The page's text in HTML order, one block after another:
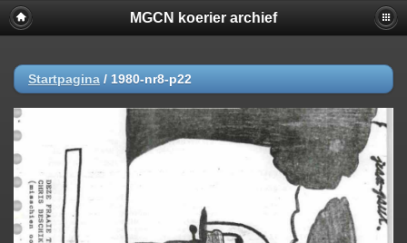
MGCN koerier archief
Startpagina / 1980-nr8-p22